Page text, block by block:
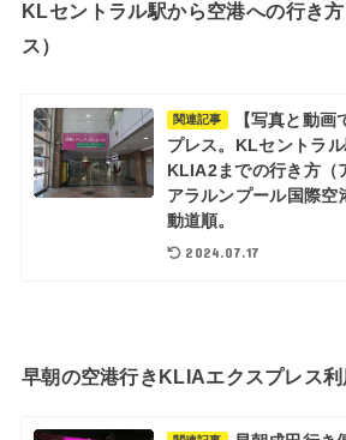
KLセントラル駅から空港への行き
ス）
関連記事
【写真と動
プレス。KLセントラ
KLIA2までの行き方（
アラルンプール国際空
動道順。
2024.07.17
早朝の空港行きKLIAエクスプレス利